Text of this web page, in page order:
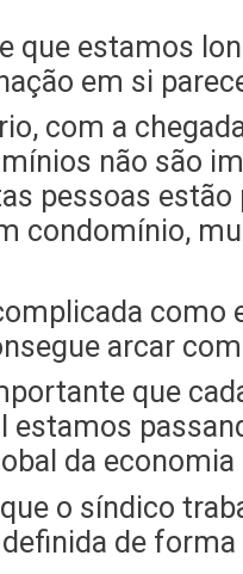
que estamos
em si
com a
não são
pessoas
condomínio,
como
arcar
que
estamos
da
o síndico
de